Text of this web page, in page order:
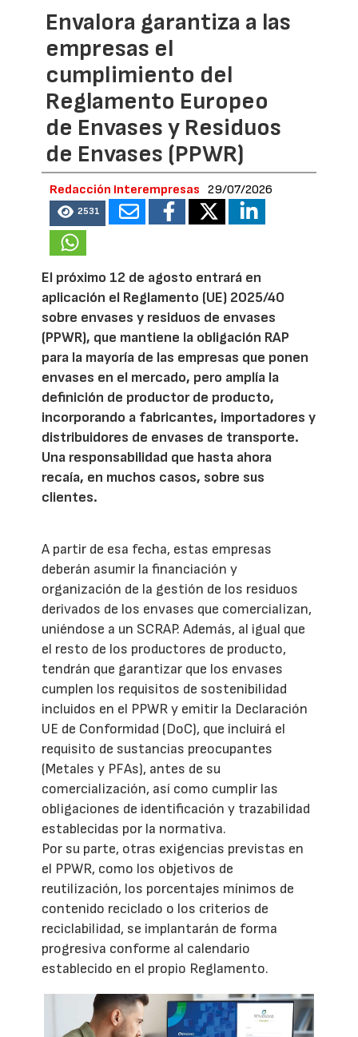
Envalora garantiza a las
empresas el
cumplimiento del
Reglamento Europeo
de Envases y Residuos
de Envases (PPWR)
Redacción Interempresas 29/07/2026
2531
El próximo 12 de agosto entrará en
aplicación el Reglamento (UE) 2025/40
sobre envases y residuos de envases
(PPWR), que mantiene la obligación RAP
para la mayoría de las empresas que ponen
envases en el mercado, pero amplía la
definición de productor de producto,
incorporando a fabricantes, importadores y
distribuidores de envases de transporte.
Una responsabilidad que hasta ahora
recaía, en muchos casos, sobre sus
clientes.
A partir de esa fecha, estas empresas
deberán asumir la financiación y
organización de la gestión de los residuos
derivados de los envases que comercializan,
uniéndose a un SCRAP. Además, al igual que
el resto de los productores de producto,
tendrán que garantizar que los envases
cumplen los requisitos de sostenibilidad
incluidos en el PPWR y emitir la Declaración
UE de Conformidad (DoC), que incluirá el
requisito de sustancias preocupantes
(Metales y PFAs), antes de su
comercialización, así como cumplir las
obligaciones de identificación y trazabilidad
establecidas por la normativa.
Por su parte, otras exigencias previstas en
el PPWR, como los objetivos de
reutilización, los porcentajes mínimos de
contenido reciclado o los criterios de
reciclabilidad, se implantarán de forma
progresiva conforme al calendario
establecido en el propio Reglamento.